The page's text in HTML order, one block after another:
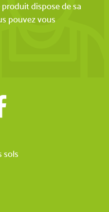
dispose de sa
pouvez vous
sols